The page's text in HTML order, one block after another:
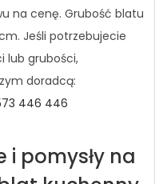
na cenę. Grubość blatu
Jeśli potrzebujecie
lub grubości,
doradcą:
446 446
i pomysły na